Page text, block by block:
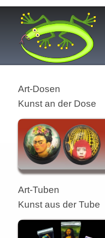
Art-Dosen
Kunst an der Dose
Art-Tuben
Kunst aus der Tube